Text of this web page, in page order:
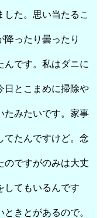
した。思い当たるこ
降ったり曇ったり
んです。私はダニに
日とこまめに掃除や
たみたいです。家事
てたんですけど。念
のですがのみは大丈
してもいるんです
きとがあるので。